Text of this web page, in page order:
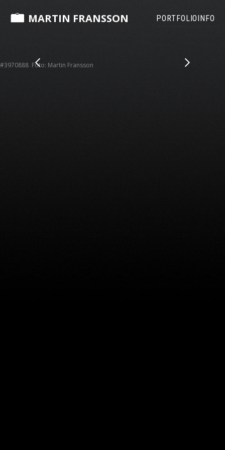
MARTIN FRANSSON PORTFOLIOINFO
#3970888 Foto: Martin Fransson